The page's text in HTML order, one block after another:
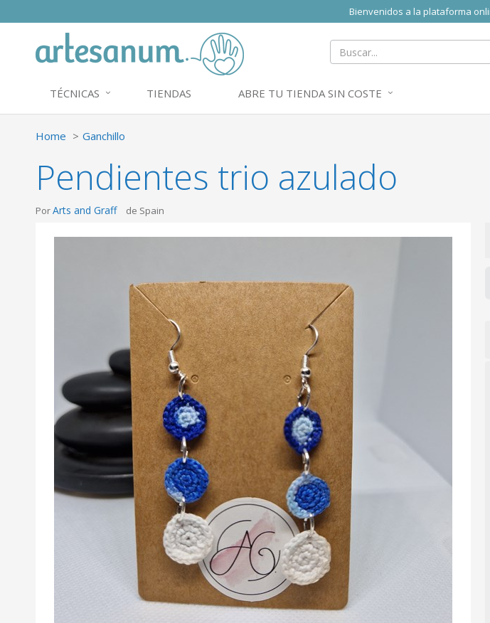
Bienvenidos a la plataforma
TÉCNICAS TIENDAS ABRE TU TIENDA SIN COSTE
Home Ganchillo
Pendientes trio azulado
PorArts and Graff de Spain